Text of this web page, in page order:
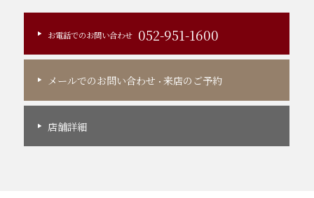
お電話でのお問い合わせ 052-951-1600
メールでのお問い合わせ ・来店のご予約
店舗詳細